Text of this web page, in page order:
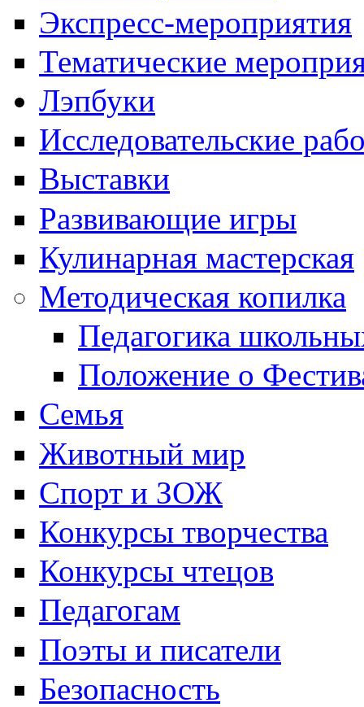
Экспресс-мероприятия
Тематические
Лэпбуки
Исследовательские
Выставки
Развивающие игры
Кулинарная мастерская
Методическая копилка
Педагогика
Положение о
Семья
Животный мир
Спорт и ЗОЖ
Конкурсы творчества
Конкурсы чтецов
Педагогам
Поэты и писатели
Безопасность